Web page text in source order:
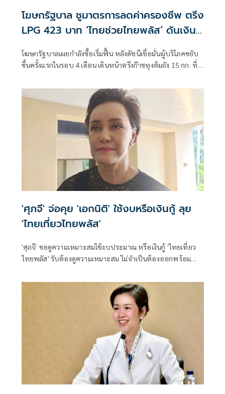
โฆษกรัฐบาล ชูมาตรการลดค่าครองชีพ ตรึง
LPG 423 บาท ‘ไทยช่วยไทยพลัส’ ดันเงิน
โฆษกรัฐบาลเผยกำลังซื้อเริ่มฟื้น หลังดัชนีเชื่อมั่นผู้บริโภคขยับ
ขึ้นครั้งแรกในรอบ 4 เดือน เดินหน้าตรึงก๊าซหุงต้มถัง 15 กก. ที่
พร้อมจับตาฐานะกองทุนน้ำมันฯ ติดลบกว่า 7.1 หมื่นล้านบาท
'ศุภจี' จ่อคุย 'เอกนิติ' ใช้งบหรือเงินกู้ ลุย
'ไทยเที่ยวไทยพลัส'
'ศุภจี' ขอดูความเหมาะสมใช้งบประมาณ หรือเงินกู้ 'ไทยเที่ยว
ไทยพลัส' รับต้องดูความเหมาะสม ไม่จำเป็นต้องออกพร้อม